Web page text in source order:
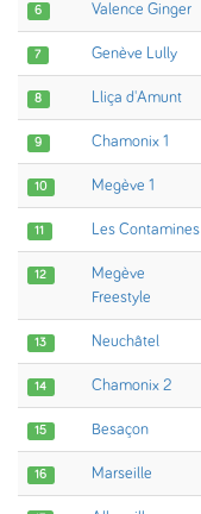
6 Valence Ginger
7 Genève Lully
8 Lliça d'Amunt
9 Chamonix 1
10 Megève 1
11 Les Contamines
12
Megève
Freestyle
13 Neuchâtel
14 Chamonix 2
15 Besaçon
16 Marseille